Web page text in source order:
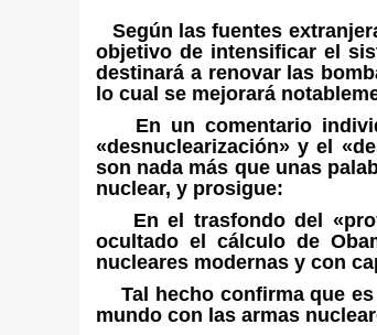
Según las fuentes
objetivo de intensificar el
destinará a renovar las
lo cual se mejorará
En un comentario
«desnuclearización» y el
son nada más que unas
nuclear, y prosigue:
En el trasfondo del
ocultado el cálculo de
nucleares modernas y con
Tal hecho confirma que es
mundo con las armas